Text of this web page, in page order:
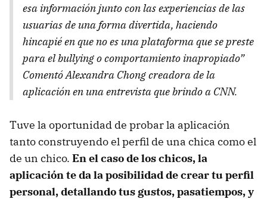
esa información junto con las experiencias de las
usuarias de una forma divertida, haciendo
hincapié en que no es una plataforma que se preste
para el bullying o comportamiento inapropiado”
Comentó Alexandra Chong creadora de la
aplicación en una entrevista que brindo a CNN.
Tuve la oportunidad de probar la aplicación
tanto construyendo el perfil de una chica como el
de un chico. En el caso de los chicos, la
aplicación te da la posibilidad de crear tu perfil
personal, detallando tus gustos, pasatiempos, y